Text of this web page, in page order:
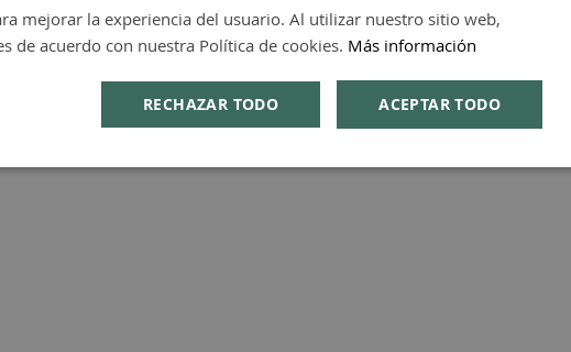
mejorar la experiencia del usuario. Al utilizar nuestro sitio web,
de acuerdo con nuestra Política de cookies. Más información
ACEPTAR TODO
RECHAZAR TODO